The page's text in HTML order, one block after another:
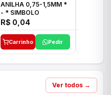
ANILHA 0,75-1,5MM *
- * SIMBOLO
R$ 0,04
Carrinho Pedir
Ver todos →